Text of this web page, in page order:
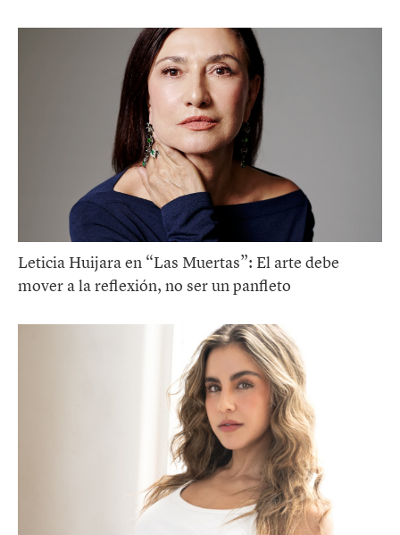
Leticia Huijara en “Las Muertas”: El arte debe
mover a la reflexión, no ser un panfleto